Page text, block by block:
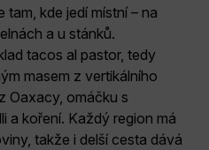
tam, kde jedí místní – na
a u stánků.
tacos al pastor, tedy
masem z vertikálního
Oaxacy, omáčku s
a koření. Každý region má
takže i delší cesta dává